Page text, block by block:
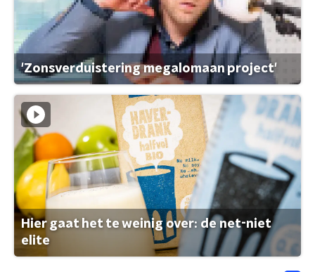
'Zonsverduistering megalomaan project'
Hier gaat het te weinig over: de net-niet
elite